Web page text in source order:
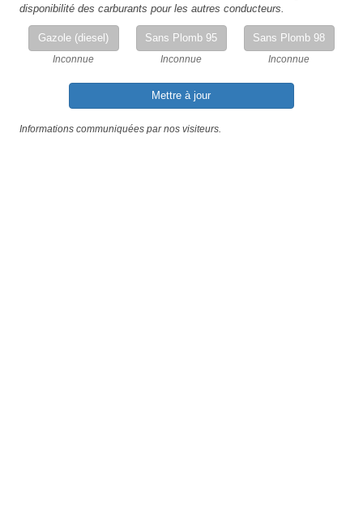
disponibilité des carburants pour les autres conducteurs.
Gazole (diesel)
Inconnue
Sans Plomb 95
Inconnue
Sans Plomb 98
Inconnue
Mettre à jour
Informations communiquées par nos visiteurs.